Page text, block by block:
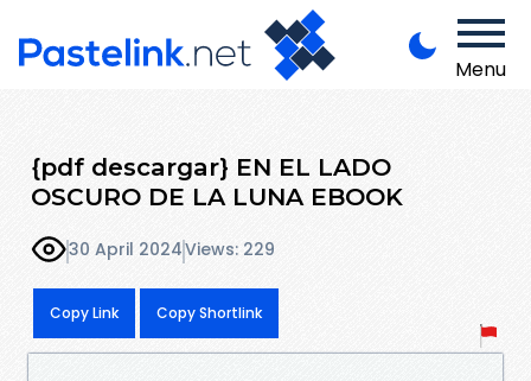
Menu
{pdf descargar} EN EL LADO
OSCURO DE LA LUNA EBOOK
30 April 2024Views: 229
Copy Link Copy Shortlink